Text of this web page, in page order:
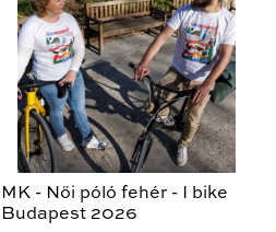
MK - Női póló fehér - I bike
Budapest 2026